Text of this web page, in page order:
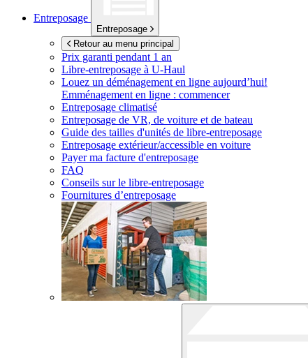
Entreposage
Entreposage
Retour au menu principal
Prix garanti pendant 1 an
Libre-entreposage à U-Haul
Louez un déménagement en ligne aujourd’hui!
Emménagement en ligne : commencer
Entreposage climatisé
Entreposage de VR, de voiture et de bateau
Guide des tailles d'unités de libre-entreposage
Entreposage extérieur/accessible en voiture
Payer ma facture d'entreposage
FAQ
Conseils sur le libre-entreposage
Fournitures d’entreposage